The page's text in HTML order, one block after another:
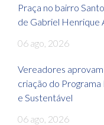
Praça no bairro
de Gabriel Henrique
06 ago, 2026
Vereadores
criação do
e Sustentável
06 ago, 2026